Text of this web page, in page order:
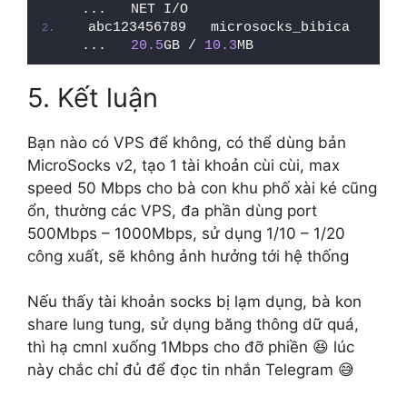
...   NET I/O
abc123456789   microsocks_bibica
... 20.5GB / 10.3MB
5. Kết luận
Bạn nào có VPS để không, có thể dùng bản
MicroSocks v2, tạo 1 tài khoản cùi cùi, max
speed 50 Mbps cho bà con khu phố xài ké cũng
ổn, thường các VPS, đa phần dùng port
500Mbps – 1000Mbps, sử dụng 1/10 – 1/20
công xuất, sẽ không ảnh hưởng tới hệ thống
Nếu thấy tài khoản socks bị lạm dụng, bà kon
share lung tung, sử dụng băng thông dữ quá,
thì hạ cmnl xuống 1Mbps cho đỡ phiền 😆 lúc
này chắc chỉ đủ để đọc tin nhắn Telegram 😅